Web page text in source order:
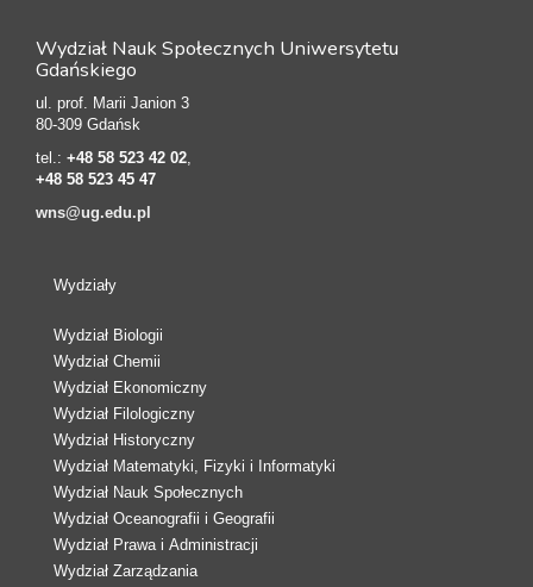
Wydział Nauk Społecznych Uniwersytetu
Gdańskiego
ul. prof. Marii Janion 3
80-309 Gdańsk
tel.: +48 58 523 42 02,
+48 58 523 45 47
wns@ug.edu.pl
Wydziały
Wydział Biologii
Wydział Chemii
Wydział Ekonomiczny
Wydział Filologiczny
Wydział Historyczny
Wydział Matematyki, Fizyki i Informatyki
Wydział Nauk Społecznych
Wydział Oceanografii i Geografii
Wydział Prawa i Administracji
Wydział Zarządzania